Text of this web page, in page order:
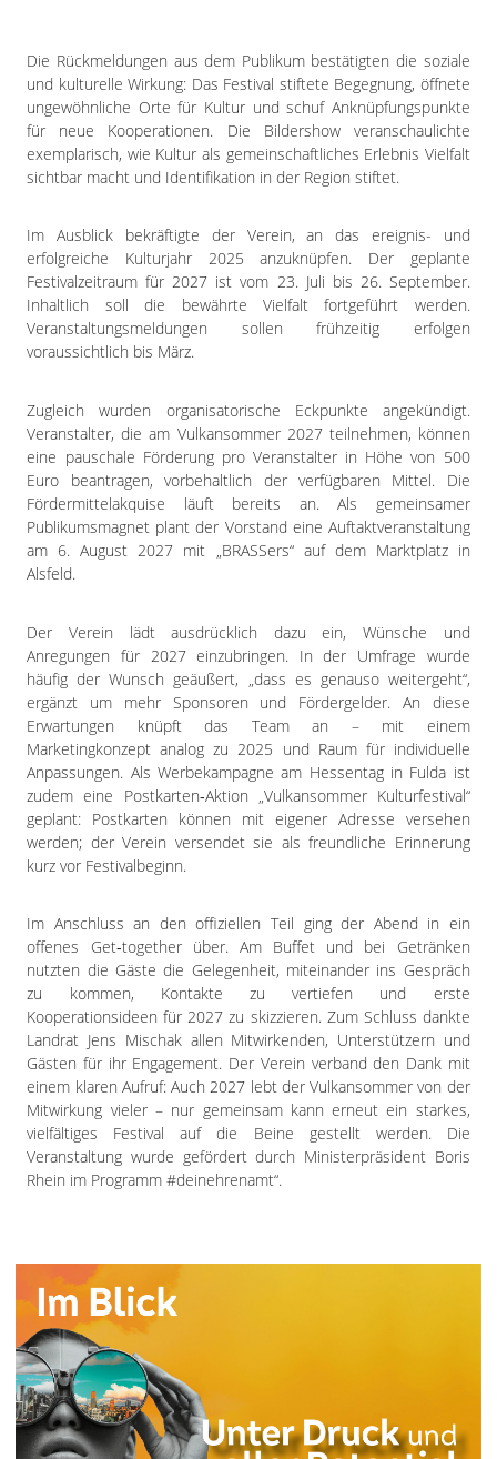
Die Rückmeldungen aus dem Publikum bestätigten die soziale
und kulturelle Wirkung: Das Festival stiftete Begegnung, öffnete
ungewöhnliche Orte für Kultur und schuf Anknüpfungspunkte
für neue Kooperationen. Die Bildershow veranschaulichte
exemplarisch, wie Kultur als gemeinschaftliches Erlebnis Vielfalt
sichtbar macht und Identifikation in der Region stiftet.
Im Ausblick bekräftigte der Verein, an das ereignis- und
erfolgreiche Kulturjahr 2025 anzuknüpfen. Der geplante
Festivalzeitraum für 2027 ist vom 23. Juli bis 26. September.
Inhaltlich soll die bewährte Vielfalt fortgeführt werden.
Veranstaltungsmeldungen sollen frühzeitig erfolgen
voraussichtlich bis März.
Zugleich wurden organisatorische Eckpunkte angekündigt.
Veranstalter, die am Vulkansommer 2027 teilnehmen, können
eine pauschale Förderung pro Veranstalter in Höhe von 500
Euro beantragen, vorbehaltlich der verfügbaren Mittel. Die
Fördermittelakquise läuft bereits an. Als gemeinsamer
Publikumsmagnet plant der Vorstand eine Auftaktveranstaltung
am 6. August 2027 mit „BRASSers“ auf dem Marktplatz in
Alsfeld.
Der Verein lädt ausdrücklich dazu ein, Wünsche und
Anregungen für 2027 einzubringen. In der Umfrage wurde
häufig der Wunsch geäußert, „dass es genauso weitergeht“,
ergänzt um mehr Sponsoren und Fördergelder. An diese
Erwartungen knüpft das Team an – mit einem
Marketingkonzept analog zu 2025 und Raum für individuelle
Anpassungen. Als Werbekampagne am Hessentag in Fulda ist
zudem eine Postkarten‑Aktion „Vulkansommer Kulturfestival“
geplant: Postkarten können mit eigener Adresse versehen
werden; der Verein versendet sie als freundliche Erinnerung
kurz vor Festivalbeginn.
Im Anschluss an den offiziellen Teil ging der Abend in ein
offenes Get‑together über. Am Buffet und bei Getränken
nutzten die Gäste die Gelegenheit, miteinander ins Gespräch
zu kommen, Kontakte zu vertiefen und erste
Kooperationsideen für 2027 zu skizzieren. Zum Schluss dankte
Landrat Jens Mischak allen Mitwirkenden, Unterstützern und
Gästen für ihr Engagement. Der Verein verband den Dank mit
einem klaren Aufruf: Auch 2027 lebt der Vulkansommer von der
Mitwirkung vieler – nur gemeinsam kann erneut ein starkes,
vielfältiges Festival auf die Beine gestellt werden. Die
Veranstaltung wurde gefördert durch Ministerpräsident Boris
Rhein im Programm #deinehrenamt“.